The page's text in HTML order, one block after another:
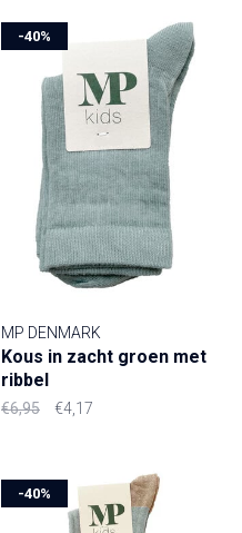
-40%
MP DENMARK
Kous in zacht groen met
ribbel
€6,95 €4,17
-40%